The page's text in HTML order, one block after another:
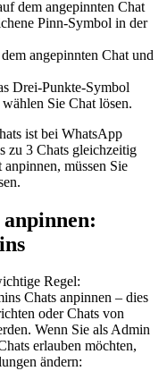
dem angepinnten Chat
Pinn-Symbol in der
angepinnten Chat und
Drei-Punkte-Symbol
Sie Chat lösen.
ist bei WhatsApp
zu 3 Chats gleichzeitig
müssen Sie
Regel:
Chats anpinnen – dies
oder Chats von
Wenn Sie als Admin
erlauben möchten,
ändern: